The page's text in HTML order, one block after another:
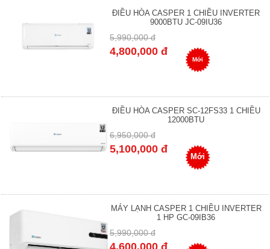
ĐIỀU HÒA CASPER 1 CHIỀU INVERTER
9000BTU JC-09IU36
5,990,000 đ
4,800,000 đ
Mới
ĐIỀU HÒA CASPER SC-12FS33 1 CHIỀU
12000BTU
6,950,000 đ
5,100,000 đ
Mới
MÁY LẠNH CASPER 1 CHIỀU INVERTER
1 HP GC-09IB36
5,990,000 đ